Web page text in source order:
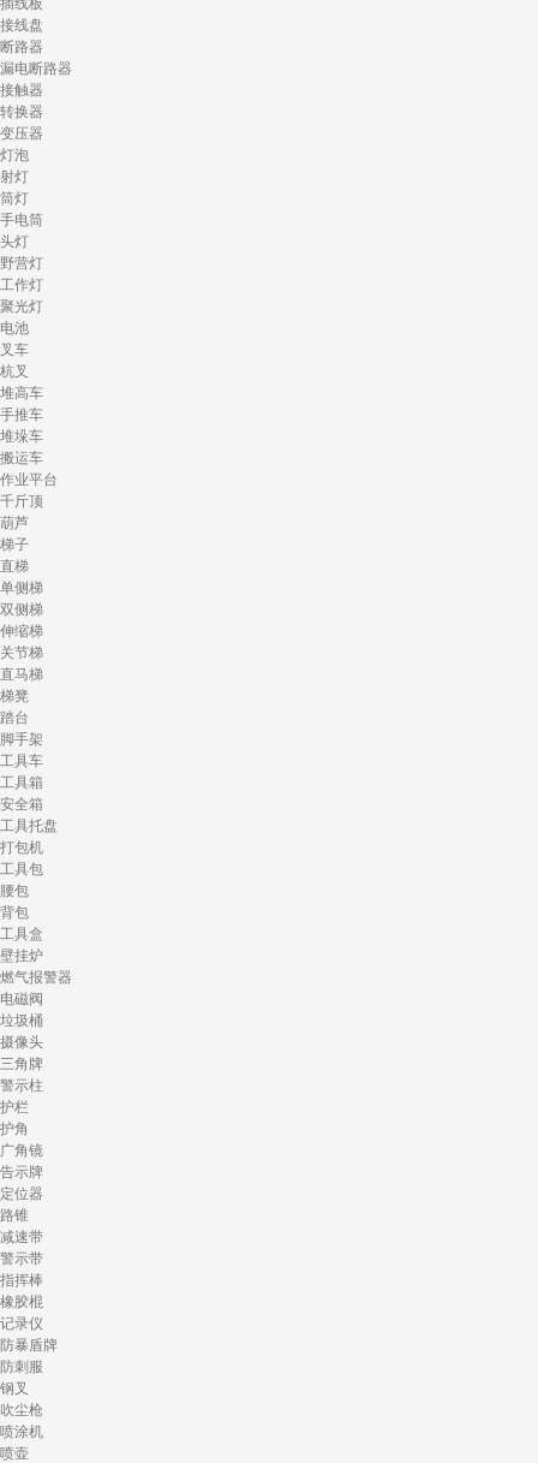
插线板
接线盘
断路器
漏电断路器
接触器
转换器
变压器
灯泡
射灯
筒灯
手电筒
头灯
野营灯
工作灯
聚光灯
电池
叉车
杭叉
堆高车
手推车
堆垛车
搬运车
作业平台
千斤顶
葫芦
梯子
直梯
单侧梯
双侧梯
伸缩梯
关节梯
直马梯
梯凳
踏台
脚手架
工具车
工具箱
安全箱
工具托盘
打包机
工具包
腰包
背包
工具盒
壁挂炉
燃气报警器
电磁阀
垃圾桶
摄像头
三角牌
警示柱
护栏
护角
广角镜
告示牌
定位器
路锥
减速带
警示带
指挥棒
橡胶棍
记录仪
防暴盾牌
防刺服
钢叉
吹尘枪
喷涂机
喷壶